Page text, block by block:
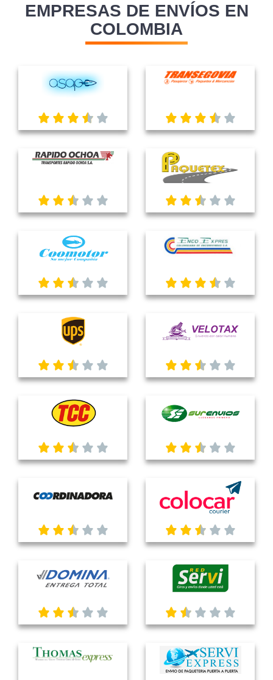
EMPRESAS DE ENVÍOS EN
COLOMBIA